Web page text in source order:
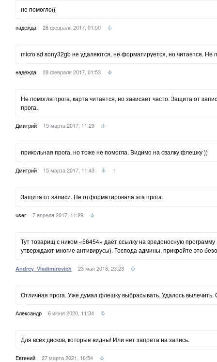
не помогло((
надежда 28 февраля 2017, 01:50
micro sd sony32gb не удаляются, не форматируется, но читается. Не
надежда 28 февраля 2017, 01:53
Не помогла прога, карта читается, но зависает часто. Защита от
прога.
Дмитрий 15 марта 2017, 11:29
прикольная прога, но тоже не помогла. Видимо на свалку флешку ))
Дмитрий 15 марта 2017, 11:43 ↑
Защита от записи. Не отформатировала эта прога.
user 7 апреля 2017, 11:29
Тут товарищ с ником «56454» даёт ссылку на вредоносную
утверждают многие антивирусы). Господа админы, прикройте это
Andrey_Vladimirovich 23 мая 2018, 23:23
Отличная прога. Уже думал флешку выбрасывать. Удалось вылечить.
Александр 6 июня 2020, 11:34
Для всех дисков, которые видны! Или нет запрета на запись.
Евгений 27 марта 2021, 16:54